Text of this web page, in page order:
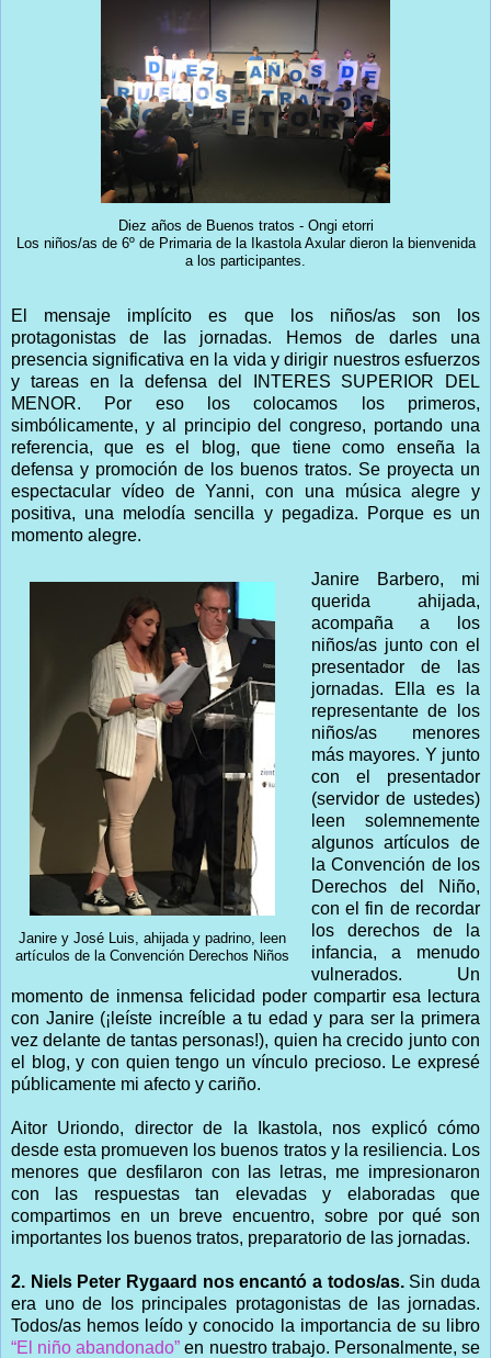
Diez años de Buenos tratos - Ongi etorri
Los niños/as de 6º de Primaria de la Ikastola Axular dieron la bienvenida
a los participantes.
El mensaje implícito es que los niños/as son los
protagonistas de las jornadas. Hemos de darles una
presencia significativa en la vida y dirigir nuestros esfuerzos
y tareas en la defensa del INTERES SUPERIOR DEL
MENOR. Por eso los colocamos los primeros,
simbólicamente, y al principio del congreso, portando una
referencia, que es el blog, que tiene como enseña la
defensa y promoción de los buenos tratos. Se proyecta un
espectacular vídeo de Yanni, con una música alegre y
positiva, una melodía sencilla y pegadiza. Porque es un
momento alegre.
Janire y José Luis, ahijada y padrino, leen
artículos de la Convención Derechos Niños
Janire Barbero, mi
querida ahijada,
acompaña a los
niños/as junto con el
presentador de las
jornadas. Ella es la
representante de los
niños/as menores
más mayores. Y junto
con el presentador
(servidor de ustedes)
leen solemnemente
algunos artículos de
la Convención de los
Derechos del Niño,
con el fin de recordar
los derechos de la
infancia, a menudo
vulnerados. Un
momento de inmensa felicidad poder compartir esa lectura
con Janire (¡leíste increíble a tu edad y para ser la primera
vez delante de tantas personas!), quien ha crecido junto con
el blog, y con quien tengo un vínculo precioso. Le expresé
públicamente mi afecto y cariño.
Aitor Uriondo, director de la Ikastola, nos explicó cómo
desde esta promueven los buenos tratos y la resiliencia. Los
menores que desfilaron con las letras, me impresionaron
con las respuestas tan elevadas y elaboradas que
compartimos en un breve encuentro, sobre por qué son
importantes los buenos tratos, preparatorio de las jornadas.
2. Niels Peter Rygaard nos encantó a todos/as.Sin duda
era uno de los principales protagonistas de las jornadas.
Todos/as hemos leído y conocido la importancia de su libro
“El niño abandonado” en nuestro trabajo. Personalmente, se